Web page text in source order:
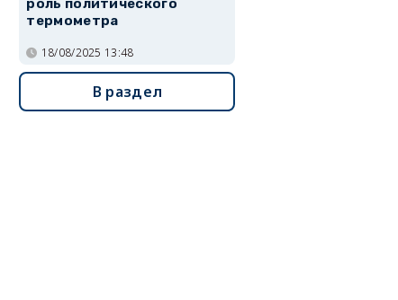
роль политического
термометра
18/08/2025 13:48
В раздел